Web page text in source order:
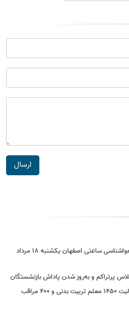
ارسال
آب و هوای اصفهان طی چند روز آینده و فردا + هواشناسی ساعتی اصفهان یکشنبه ۱۸ مرداد
ایجاد ۱۴۸۰ اتاق بهداشت در مدارس ابتدایی/ فعالیت ۱۴۵۰ معلم تربیت بدنی و ۴۰۰ مراقب